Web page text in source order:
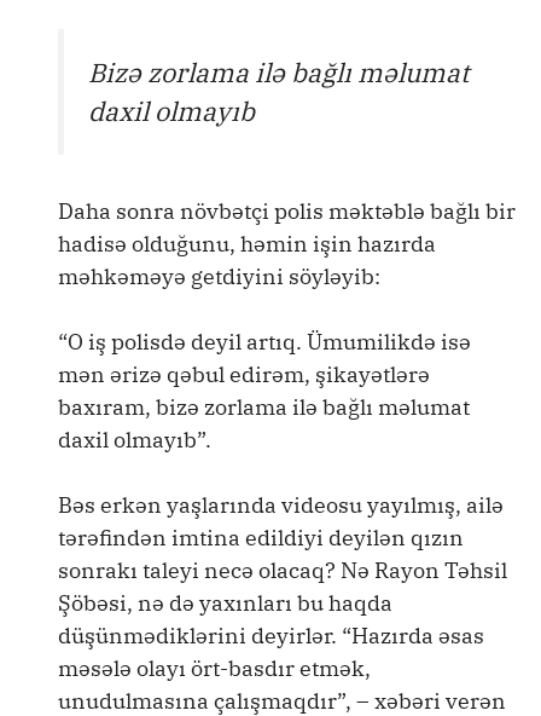
Bizə zorlama ilə bağlı məlumat
daxil olmayıb
Daha sonra növbətçi polis məktəblə bağlı bir
hadisə olduğunu, həmin işin hazırda
məhkəməyə getdiyini söyləyib:
“O iş polisdə deyil artıq. Ümumilikdə isə
mən ərizə qəbul edirəm, şikayətlərə
baxıram, bizə zorlama ilə bağlı məlumat
daxil olmayıb”.
Bəs erkən yaşlarında videosu yayılmış, ailə
tərəfindən imtina edildiyi deyilən qızın
sonrakı taleyi necə olacaq? Nə Rayon Təhsil
Şöbəsi, nə də yaxınları bu haqda
düşünmədiklərini deyirlər. “Hazırda əsas
məsələ olayı ört-basdır etmək,
unudulmasına çalışmaqdır”, – xəbəri verən